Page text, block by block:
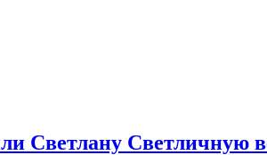
Светлану Светличную